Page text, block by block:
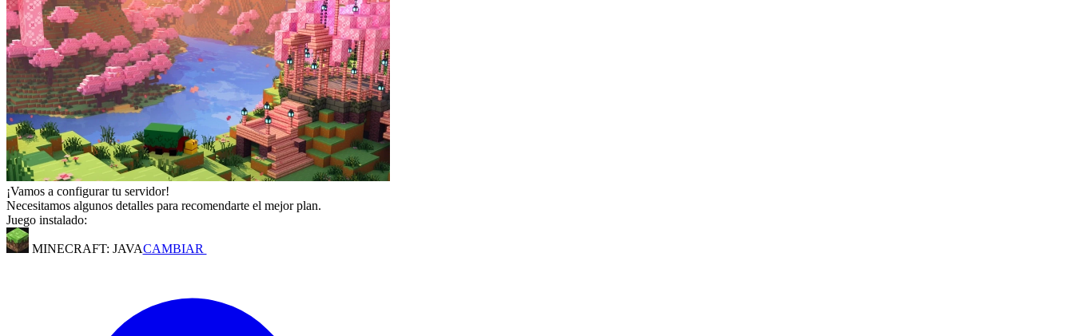
¡Vamos a configurar tu servidor!
Necesitamos algunos detalles para recomendarte el mejor plan.
Juego instalado:
MINECRAFT: JAVACAMBIAR